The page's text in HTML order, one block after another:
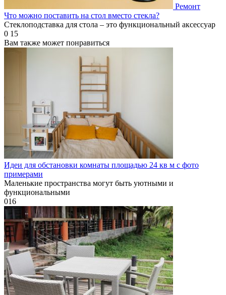
Ремонт
Что можно поставить на стол вместо стекла?
Стеклоподставка для стола – это функциональный аксессуар
0 15
Вам также может понравиться
Идеи для обстановки комнаты площадью 24 кв м с фото
примерами
Маленькие пространства могут быть уютными и
функциональными
016